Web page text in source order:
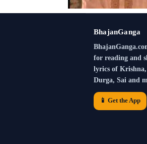
BhajanGanga
for reading and
lyrics of
Durga, Sai and
📱 Get the App